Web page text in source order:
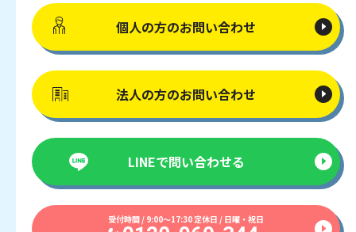
個人の方のお問い合わせ
法人の方のお問い合わせ
LINEで問い合わせる
受付時間 / 9:00〜17:30 定休日 / 日曜・祝日